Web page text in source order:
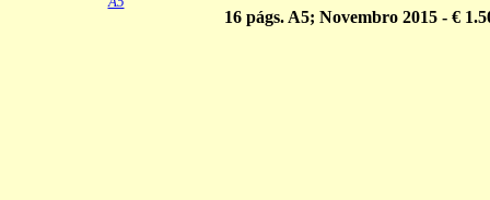
16 págs. A5; Novembro 2015 - €